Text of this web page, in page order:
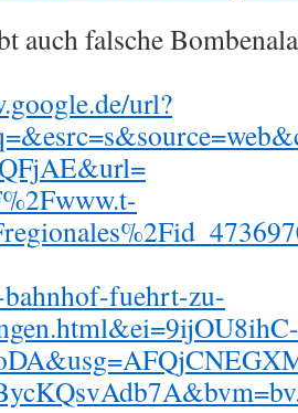
auch falsche
url?
bahnhof-fuehrt-zu-